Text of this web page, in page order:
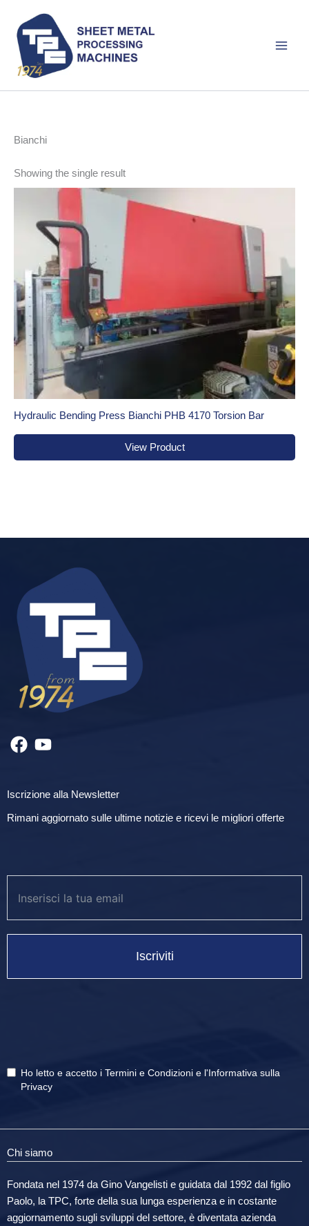
content
Bianchi
Showing the single result
Hydraulic Bending Press Bianchi PHB 4170 Torsion Bar
View Product
Iscrizione alla Newsletter
Rimani aggiornato sulle ultime notizie e ricevi le migliori offerte
Iscriviti
Ho letto e accetto i Termini e Condizioni e l'Informativa sulla
Privacy
Chi siamo
Fondata nel 1974 da Gino Vangelisti e guidata dal 1992 dal figlio
Paolo, la TPC, forte della sua lunga esperienza e in costante
aggiornamento sugli sviluppi del settore, è diventata azienda